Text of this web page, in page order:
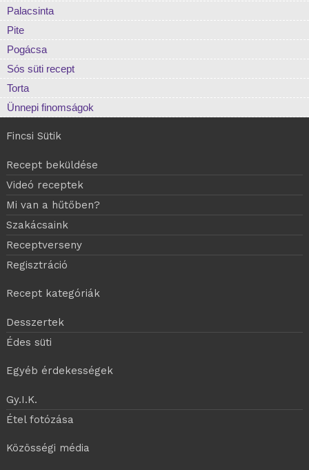
Palacsinta
Pite
Pogácsa
Sós süti recept
Torta
Ünnepi finomságok
Fincsi Sütik
Recept beküldése
Videó receptek
Mi van a hűtőben?
Szakácsaink
Receptverseny
Regisztráció
Recept kategóriák
Desszertek
Édes süti
Egyéb érdekességek
Gy.I.K.
Étel fotózása
Közösségi média